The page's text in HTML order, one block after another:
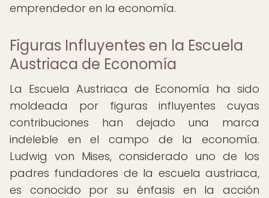
emprendedor en la economía.
Figuras Influyentes en la Escuela
Austriaca de Economía
La Escuela Austriaca de Economía ha sido
moldeada por figuras influyentes cuyas
contribuciones han dejado una marca
indeleble en el campo de la economía.
Ludwig von Mises, considerado uno de los
padres fundadores de la escuela austriaca,
es conocido por su énfasis en la acción